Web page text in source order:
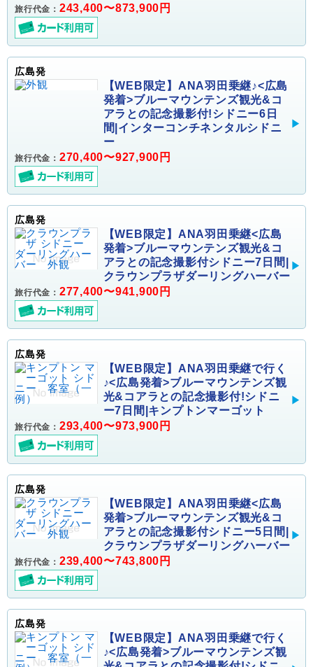
旅行代金： 243,400〜873,900円
広島発
【WEB限定】ANA羽田乗継♪<広島
発着>ブルーマウンテンズ観光&コ
アラとの記念撮影付!シドニー6日
間|インターコンチネンタルシドニ
ー
旅行代金： 270,400〜927,900円
広島発
【WEB限定】ANA羽田乗継<広島
発着>ブルーマウンテンズ観光&コ
アラとの記念撮影付シドニー7日間|
クラウンプラザダーリングハーバー
旅行代金： 277,400〜941,900円
広島発
【WEB限定】ANA羽田乗継で行く
♪<広島発着>ブルーマウンテンズ観
光&コアラとの記念撮影付!シドニ
ー7日間|キンプトンマーゴット
旅行代金： 293,400〜973,900円
広島発
【WEB限定】ANA羽田乗継<広島
発着>ブルーマウンテンズ観光&コ
アラとの記念撮影付シドニー5日間|
クラウンプラザダーリングハーバー
旅行代金： 239,400〜743,800円
広島発
【WEB限定】ANA羽田乗継で行く
♪<広島発着>ブルーマウンテンズ観